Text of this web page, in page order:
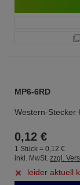
MP6-6RD
Western-Stecker
0,12 €
1 Stück = 0, 12 €
inkl. MwSt. zzgl.
leider aktuell